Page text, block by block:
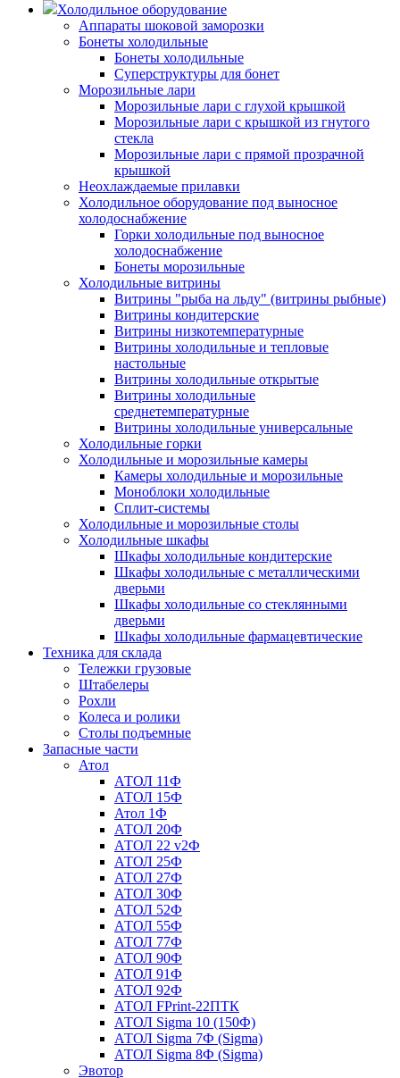
Холодильное оборудование
Аппараты шоковой заморозки
Бонеты холодильные
Бонеты холодильные
Суперструктуры для бонет
Морозильные лари
Морозильные лари с глухой крышкой
Морозильные лари с крышкой из гнутого
стекла
Морозильные лари с прямой прозрачной
крышкой
Неохлаждаемые прилавки
Холодильное оборудование под выносное
холодоснабжение
Горки холодильные под выносное
холодоснабжение
Бонеты морозильные
Холодильные витрины
Витрины "рыба на льду" (витрины рыбные)
Витрины кондитерские
Витрины низкотемпературные
Витрины холодильные и тепловые
настольные
Витрины холодильные открытые
Витрины холодильные
среднетемпературные
Витрины холодильные универсальные
Холодильные горки
Холодильные и морозильные камеры
Камеры холодильные и морозильные
Моноблоки холодильные
Сплит-системы
Холодильные и морозильные столы
Холодильные шкафы
Шкафы холодильные кондитерские
Шкафы холодильные с металлическими
дверьми
Шкафы холодильные со стеклянными
дверьми
Шкафы холодильные фармацевтические
Техника для склада
Тележки грузовые
Штабелеры
Рохли
Колеса и ролики
Столы подъемные
Запасные части
Атол
АТОЛ 11Ф
АТОЛ 15Ф
Атол 1Ф
АТОЛ 20Ф
АТОЛ 22 v2Ф
АТОЛ 25Ф
АТОЛ 27Ф
АТОЛ 30Ф
АТОЛ 52Ф
АТОЛ 55Ф
АТОЛ 77Ф
АТОЛ 90Ф
АТОЛ 91Ф
АТОЛ 92Ф
АТОЛ FPrint-22ПТК
АТОЛ Sigma 10 (150Ф)
АТОЛ Sigma 7Ф (Sigma)
АТОЛ Sigma 8Ф (Sigma)
Эвотор